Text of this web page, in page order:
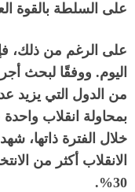
على السلطة بالقوة
على الرغم من ذلك،
اليوم. ووفقًا لبحث
من الدول التي يزيد
بمحاولة انقلاب
خلال الفترة ذاتها،
الانقلاب أكثر من
30%.